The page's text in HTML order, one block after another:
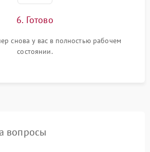
6. Готово
снова у вас в полностью рабочем
состоянии.
вопросы